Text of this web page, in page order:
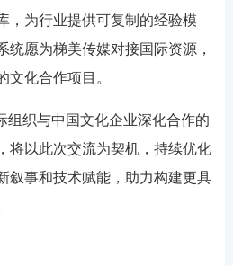
，为行业提供可复制的经验模
愿为梯美传媒对接国际资源，
化合作项目。
组织与中国文化企业深化合作的
将以此次交流为契机，持续优化
叙事和技术赋能，助力构建更具